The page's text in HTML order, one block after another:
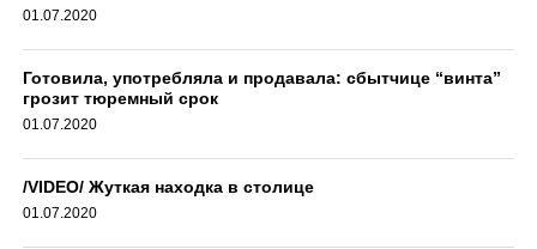
01.07.2020
Готовила, употребляла и продавала: сбытчице “винта”
грозит тюремный срок
01.07.2020
/VIDEO/ Жуткая находка в столице
01.07.2020